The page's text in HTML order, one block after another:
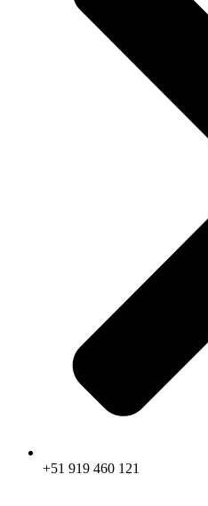
+51 919 460 121